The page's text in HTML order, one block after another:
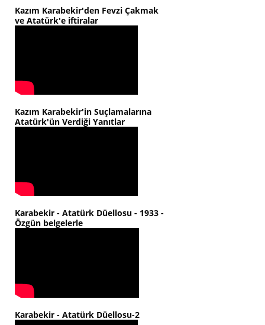
Kazım Karabekir'den Fevzi Çakmak
ve Atatürk'e iftiralar
Kazım Karabekir'in Suçlamalarına
Atatürk'ün Verdiği Yanıtlar
Karabekir - Atatürk Düellosu - 1933 -
Özgün belgelerle
Karabekir - Atatürk Düellosu-2